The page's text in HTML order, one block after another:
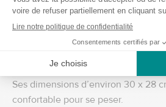
une excellente résistance
une grande stabilité lors de la
une surface facile à nettoyer
un design élégant
Ses dimensions d’environ 30 x 28
confortable pour se peser.